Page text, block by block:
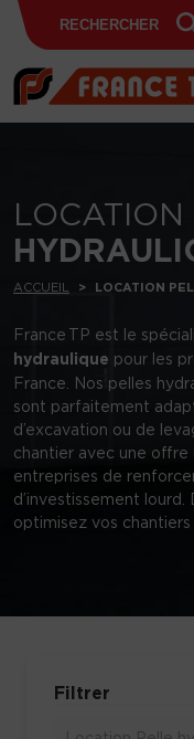
Skip to content
for:
LOCATION
ACCUEIL LOCATION
France TP est le
hydraulique pour les
France. Nos pelles
sont parfaitement
d’excavation ou de
chantier avec une
entreprises de
d’investissement
optimisez vos chantiers
Filtrer